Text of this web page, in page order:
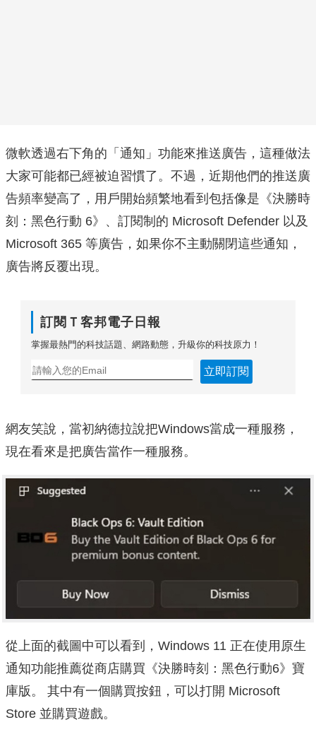
微軟透過右下角的「通知」功能來推送廣告，這種做法
大家可能都已經被迫習慣了。不過，近期他們的推送廣
告頻率變高了，用戶開始頻繁地看到包括像是《決勝時
刻：黑色行動 6》、訂閱制的 Microsoft Defender 以及
Microsoft 365 等廣告，如果你不主動關閉這些通知，
廣告將反覆出現。
訂閱Ｔ客邦電子日報
掌握最熱門的科技話題、網路動態，升級你的科技原力！
立即訂閱
網友笑說，當初納德拉說把Windows當成一種服務，
現在看來是把廣告當作一種服務。
從上面的截圖中可以看到，Windows 11 正在使用原生
通知功能推薦從商店購買《決勝時刻：黑色行動6》寶
庫版。 其中有一個購買按鈕，可以打開 Microsoft
Store 並購買遊戲。